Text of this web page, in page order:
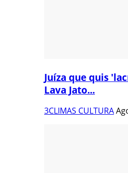
Juíza que quis
Lava Jato...
3CLIMAS CULTURA